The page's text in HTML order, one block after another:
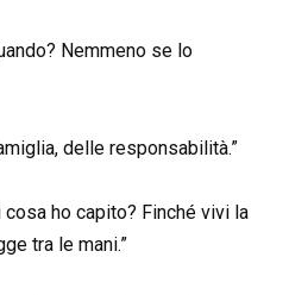
Nemmeno se lo
delle responsabilità.”
cosa ho capito? Finché vivi la
tra le mani.”